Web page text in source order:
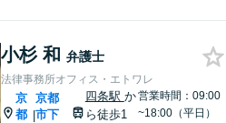
小杉 和 弁護士
法律事務所オフィス・エトワレ
京
都 |
京都
市下
四条駅 か
ら徒歩1
営業時間：09:00
~18:00（平日）